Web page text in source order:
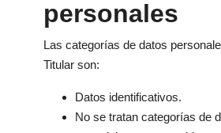
personales
Las categorías de datos
Titular son:
Datos identificativos.
No se tratan categorías de